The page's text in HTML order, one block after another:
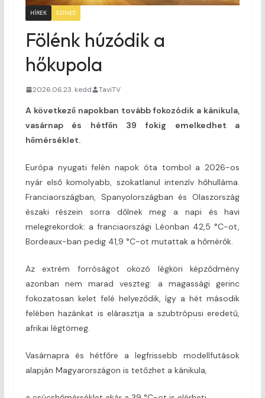
HÍREK SZINES
Fölénk húzódik a
hőkupola
2026.06.23. kedd TaviTV
A következő napokban tovább fokozódik a kánikula,
vasárnap és hétfőn 39 fokig emelkedhet a
hőmérséklet.
Európa nyugati felén napok óta tombol a 2026-os
nyár első komolyabb, szokatlanul intenzív hőhulláma.
Franciaországban, Spanyolországban és Olaszország
északi részein sorra dőlnek meg a napi és havi
melegrekordok: a franciaországi Léonban 42,5 °C-ot,
Bordeaux-ban pedig 41,9 °C-ot mutattak a hőmérők.
Az extrém forróságot okozó légköri képződmény
azonban nem marad veszteg: a magassági gerinc
fokozatosan kelet felé helyeződik, így a hét második
felében hazánkat is elárasztja a szubtrópusi eredetű,
afrikai légtömeg.
Vasárnapra és hétfőre a legfrissebb modellfutások
alapján Magyarországon is tetőzhet a kánikula,